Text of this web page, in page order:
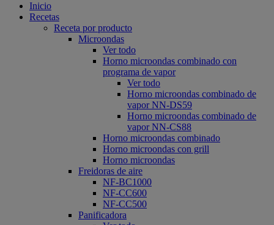
Inicio
Recetas
Receta por producto
Microondas
Ver todo
Horno microondas combinado con
programa de vapor
Ver todo
Horno microondas combinado de
vapor NN-DS59
Horno microondas combinado de
vapor NN-CS88
Horno microondas combinado
Horno microondas con grill
Horno microondas
Freidoras de aire
NF-BC1000
NF-CC600
NF-CC500
Panificadora